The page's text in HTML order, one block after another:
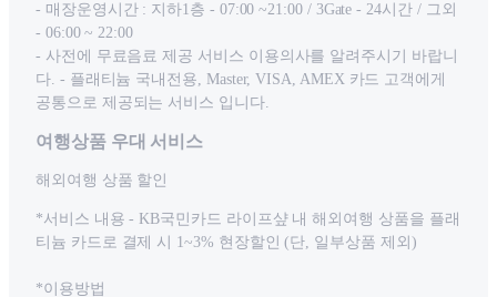
- 매장운영시간 : 지하1층 - 07:00 ~21:00 / 3Gate - 24시간 / 그외
- 06:00 ~ 22:00
- 사전에 무료음료 제공 서비스 이용의사를 알려주시기 바랍니
다. - 플래티늄 국내전용, Master, VISA, AMEX 카드 고객에게
공통으로 제공되는 서비스 입니다.
여행상품 우대 서비스
해외여행 상품 할인
*서비스 내용 - KB국민카드 라이프샾 내 해외여행 상품을 플래
티늄 카드로 결제 시 1~3% 현장할인 (단, 일부상품 제외)
*이용방법